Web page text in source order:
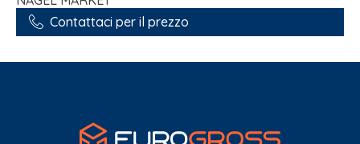
Contattaci per il prezzo